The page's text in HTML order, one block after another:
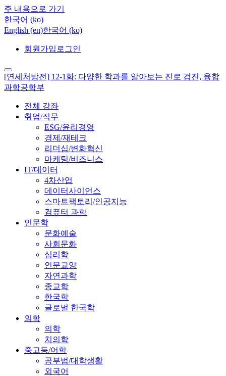
주 내용으로 가기
한국어 ‎(ko)‎
English ‎(en)‎한국어 ‎(ko)‎
회원가입 로그인
[연세처방전] 12-1화: 다양한 학과를 알아보는 진로 검진, 융합
과학공학부
전체 강좌
취업/직무
ESG/윤리경영
경제/재테크
리더십/변화혁신
마케팅/비즈니스
IT/데이터
4차산업
데이터사이언스
스마트팩토리/인공지능
컴퓨터 과학
인문학
문화예술
사회문화
심리학
인문교양
자연과학
종교학
한국학
글로벌 한국학
의학
의학
치의학
중고등/어학
공부법/대학생활
외국어